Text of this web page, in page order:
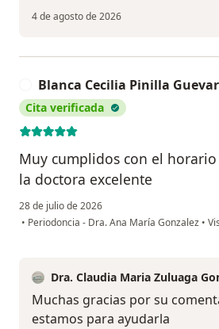
4 de agosto de 2026
Blanca Cecilia Pinilla
Cita verificada
Muy cumplidos con el
la doctora excelente
28 de julio de 2026
• Periodoncia - Dra. Ana María Gonzalez •
Dra. Claudia Maria Zuluaga
Muchas gracias por su
estamos para ayudarla